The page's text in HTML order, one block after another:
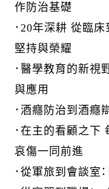
作防治基礎
． 20年深耕 從臨床
堅持與榮耀
． 醫學教育的新視
與應用
． 酒癮防治到酒癮
． 在主的看顧之下
哀傷一同前進
． 從軍旅到會談室